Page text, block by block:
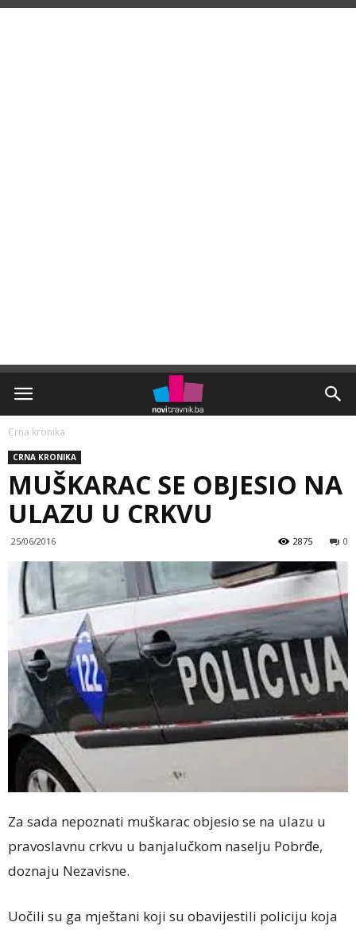
Crna kronika
CRNA KRONIKA
MUŠKARAC SE OBJESIO NA
ULAZU U CRKVU
25/06/2016 0
2875
Za sada nepoznati muškarac objesio se na ulazu u
pravoslavnu crkvu u banjalučkom naselju Pobrđe,
doznaju Nezavisne.
Uočili su ga mještani koji su obavijestili policiju koja